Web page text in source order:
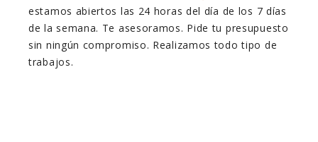
estamos abiertos las 24 horas del día de los 7 días
de la semana. Te asesoramos. Pide tu presupuesto
sin ningún compromiso. Realizamos todo tipo de
trabajos.